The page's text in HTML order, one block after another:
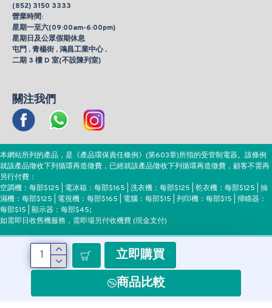
立即購買
商品比較
(852) 3150 3333
營業時間:
星期一至六(09:00am-6:00pm)
星期日及公眾假期休息
屯門 , 青楊街 , 鴻昌工業中心 ,
二期 3 樓 D 室(不設陳列室)
關注我們
本網站所列的產品，是《產品環保責任條例》(第603章)所指的受管制電器。該條例
就該產品徵收下列循環再造徵費，已經就該產品徵收下列循環再造徵費，顧客不需再
另行付費：
空調機：每部$125 | 電冰箱：每部$165 | 洗衣機：每部$125 | 乾衣機：每部$125 | 抽
濕機：每部$125 | 電視機：每部$165 | 電腦：每部$15 | 列印機：每部$15 | 掃瞄器：
每部$15 | 顯示器：每部$45;
如需即日收舊機服務，需即場另付收機費 (現金支付)